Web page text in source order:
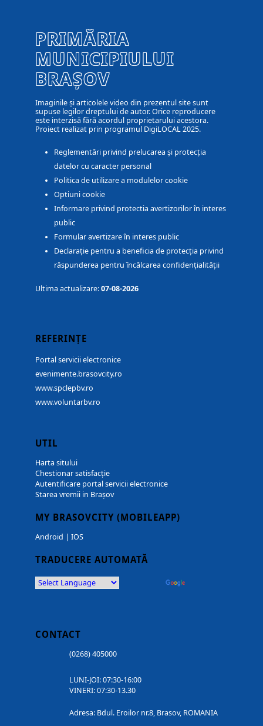
PRIMĂRIA
MUNICIPIULUI
BRAȘOV
Imaginile și articolele video din prezentul site sunt
supuse legilor dreptului de autor. Orice reproducere
este interzisă fără acordul proprietarului acestora.
Proiect realizat prin programul DigiLOCAL 2025.
Reglementări privind prelucarea și protecția
datelor cu caracter personal
Politica de utilizare a modulelor cookie
Optiuni cookie
Informare privind protectia avertizorilor în interes
public
Formular avertizare în interes public
Declarație pentru a beneficia de protecția privind
răspunderea pentru încălcarea confidențialității
Ultima actualizare:07-08-2026
REFERINȚE
Portal servicii electronice
evenimente.brasovcity.ro
www.spclepbv.ro
www.voluntarbv.ro
UTIL
Harta sitului
Chestionar satisfacție
Autentificare portal servicii electronice
Starea vremii in Brașov
MY BRASOVCITY (MOBILEAPP)
Android | IOS
TRADUCERE AUTOMATĂ
CONTACT
(0268) 405000
LUNI-JOI: 07:30-16:00
VINERI: 07:30-13.30
Adresa: Bdul. Eroilor nr.8, Brasov, ROMANIA